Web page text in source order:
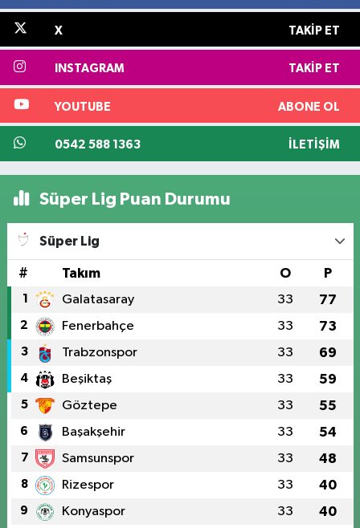
X TAKIP ET
INSTAGRAM TAKIP ET
YOUTUBE ABONE OL
0542 588 1363 İLETIŞIM
Süper Lig Puan Durumu
Süper Lig
# Takım O P
1 Galatasaray 33 77
2 Fenerbahçe 33 73
3 Trabzonspor 33 69
4 Beşiktaş 33 59
5 Göztepe 33 55
6 Başakşehir 33 54
7 Samsunspor 33 48
8 Rizespor 33 40
9 Konyaspor 33 40